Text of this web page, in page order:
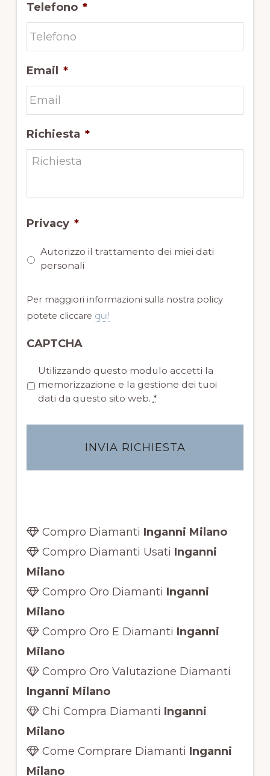
Telefono *
Email *
Richiesta *
Privacy *
Autorizzo il trattamento dei miei dati
personali
Per maggiori informazioni sulla nostra policy
potete cliccare qui!
CAPTCHA
r
a
*
Utilizzando questo modulo accetti la
memorizzazione e la gestione dei tuoi
dati da questo sito web. *
Compro Diamanti Inganni Milano
Compro Diamanti Usati Inganni
Milano
Compro Oro Diamanti Inganni
Milano
Compro Oro E Diamanti Inganni
Milano
Compro Oro Valutazione Diamanti
Inganni Milano
Chi Compra Diamanti Inganni
Milano
Come Comprare Diamanti Inganni
Milano